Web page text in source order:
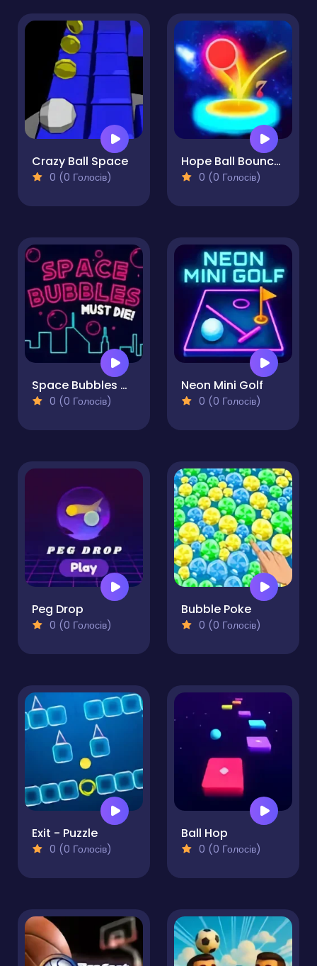
Crazy Ball Space
0 (0 Голосів)
Hope Ball Bouncy Ball
0 (0 Голосів)
Space Bubbles Must Die!
0 (0 Голосів)
Neon Mini Golf
0 (0 Голосів)
Peg Drop
0 (0 Голосів)
Bubble Poke
0 (0 Голосів)
Exit - Puzzle
0 (0 Голосів)
Ball Hop
0 (0 Голосів)